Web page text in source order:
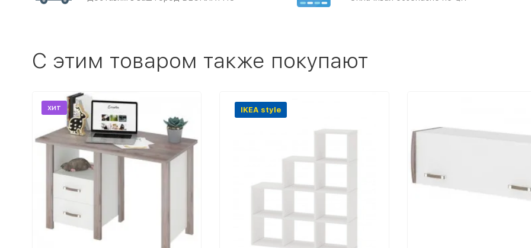
C этим товаром также покупают
хит IKEA style